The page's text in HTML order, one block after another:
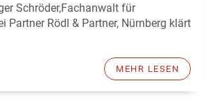
Schröder,Fachanwalt für
Partner Rödl & Partner, Nürnberg klärt
MEHR LESEN